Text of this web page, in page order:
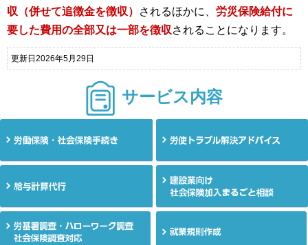
収（併せて追徴金を徴収）
されるほかに、 労災保険給付に
要した費用の全部又は一部を徴収されることになります。
更新日2026年5月29日
サービス内容